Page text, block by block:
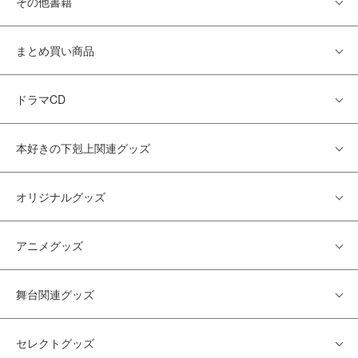
まとめ買い商品
ドラマCD
本好きの下剋上関連グッズ
オリジナルグッズ
アニメグッズ
舞台関連グッズ
セレクトグッズ